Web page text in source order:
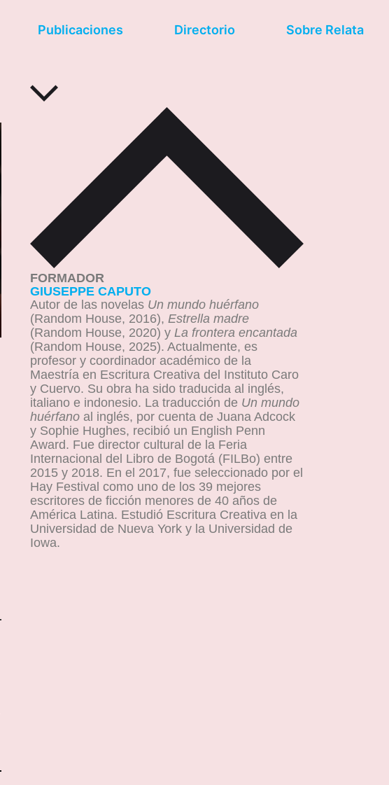
Publicaciones Directorio Sobre Relata
FORMADOR
GIUSEPPE CAPUTO
Autor de las novelas Un mundo huérfano
(Random House, 2016),Estrella madre
(Random House, 2020) yLa frontera encantada
(Random House, 2025). Actualmente, es
profesor y coordinador académico de la
Maestría en Escritura Creativa del Instituto Caro
y Cuervo. Su obra ha sido traducida al inglés,
italiano e indonesio. La traducción de Un mundo
huérfano al inglés, por cuenta de Juana Adcock
y Sophie Hughes, recibió un English Penn
Award. Fue director cultural de la Feria
Internacional del Libro de Bogotá (FILBo) entre
2015 y 2018. En el 2017, fue seleccionado por el
Hay Festival como uno de los 39 mejores
escritores de ficción menores de 40 años de
América Latina. Estudió Escritura Creativa en la
Universidad de Nueva York y la Universidad de
Iowa.